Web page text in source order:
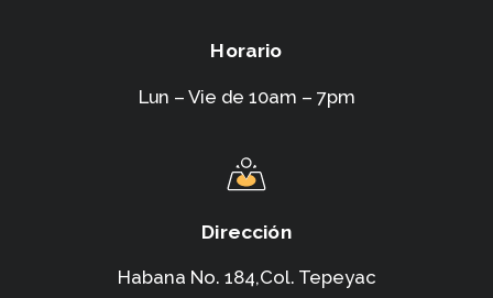
Horario
Lun – Vie de 10am – 7pm
Dirección
Habana No. 184,Col. Tepeyac